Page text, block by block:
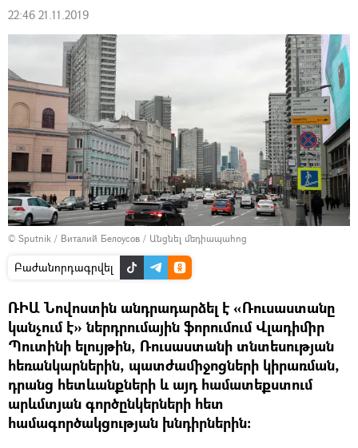
22:46 21.11.2019
© Sputnik / Виталий Белоусов / Անցնել մեդիապահոց
Բաժանորդագրվել
ՌԻԱ Նովոստին անդրադարձել է «Ռուսաստանը
կանչում է» ներդրումային ֆորումում Վլադիմիր
Պուտինի ելույթին, Ռուսաստանի տնտեսության
հեռանկարներին, պատժամիջոցների կիրառման,
դրանց հետևանքների և այդ համատեքստում
արևմտյան գործընկերների հետ
համագործակցության խնդիրներին։